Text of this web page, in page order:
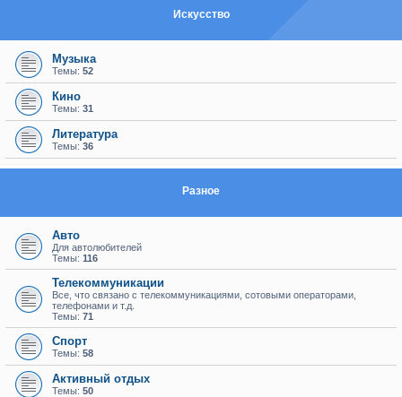
Искуcство
Музыка
Темы: 52
Кино
Темы: 31
Литература
Темы: 36
Разное
Авто
Для автолюбителей
Темы: 116
Телекоммуникации
Все, что связано с телекоммуникациями, сотовыми операторами,
телефонами и т.д.
Темы: 71
Спорт
Темы: 58
Активный отдых
Темы: 50